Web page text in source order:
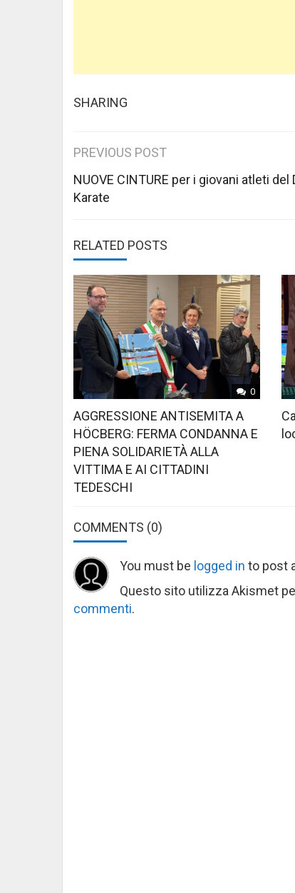
SHARING
Post
navigation
PREVIOUS POST
NUOVE CINTURE per i giovani atleti del
Karate
RELATED POSTS
0
AGGRESSIONE ANTISEMITA A
HÖCBERG: FERMA CONDANNA E
PIENA SOLIDARIETÀ ALLA
VITTIMA E AI CITTADINI
TEDESCHI
COMMENTS (0)
You must be logged in to post
Questo sito utilizza Akismet
commenti.